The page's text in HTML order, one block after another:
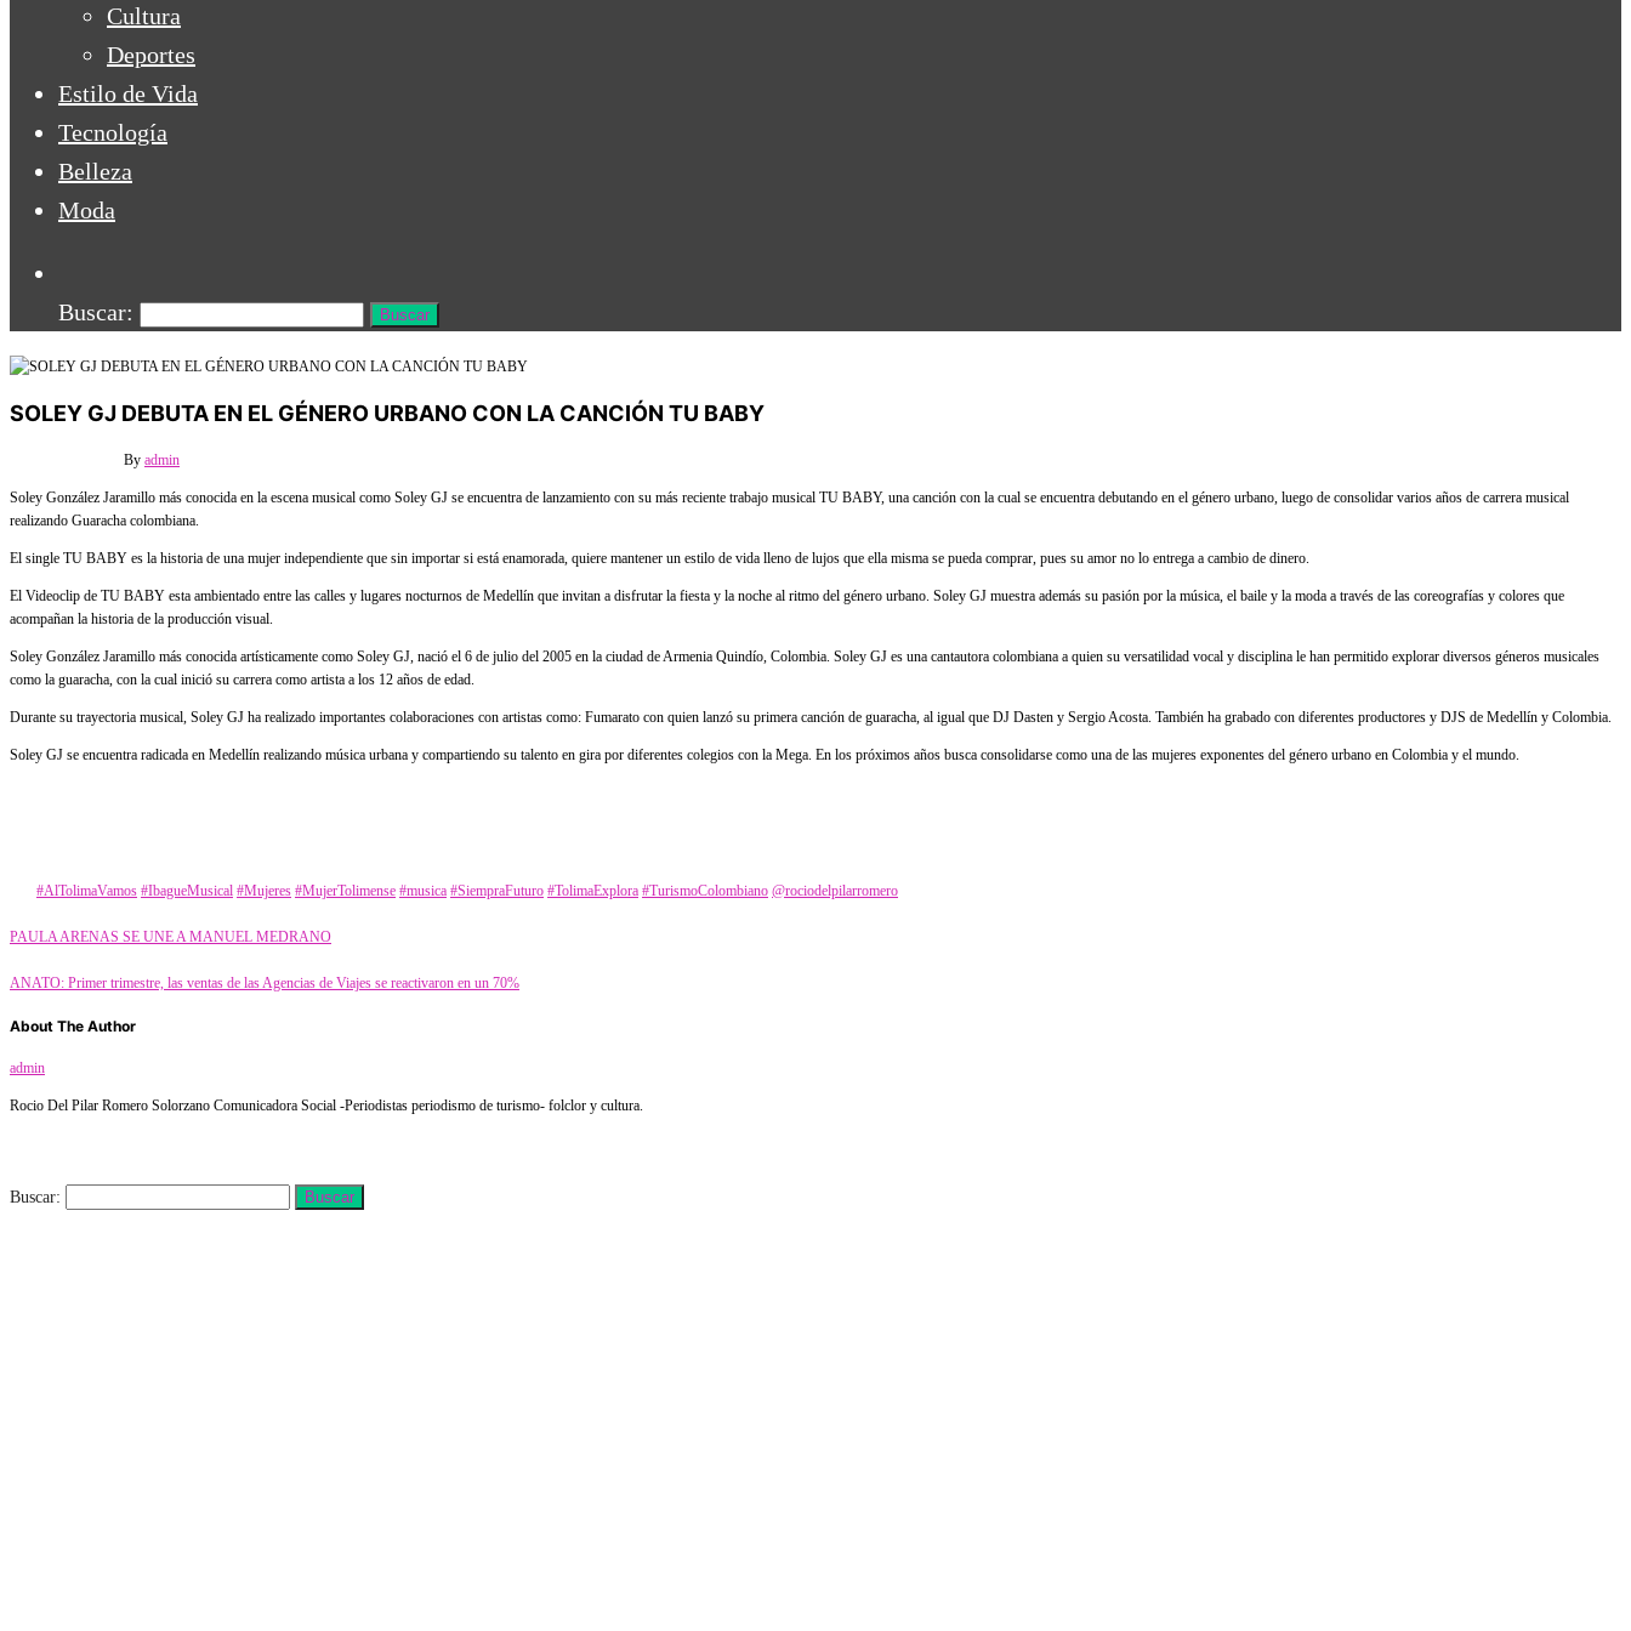
Cultura
Deportes
Estilo de Vida
Tecnología
Belleza
Moda
Buscar:
SOLEY GJ DEBUTA EN EL GÉNERO URBANO CON LA CANCIÓN TU BABY
By admin
Soley González Jaramillo más conocida en la escena musical como Soley GJ se encuentra de lanzamiento con su más reciente trabajo musical TU BABY, una canción con la cual se encuentra debutando en el género urbano, luego de consolidar varios años de carrera musical
realizando Guaracha colombiana.
El single TU BABY es la historia de una mujer independiente que sin importar si está enamorada, quiere mantener un estilo de vida lleno de lujos que ella misma se pueda comprar, pues su amor no lo entrega a cambio de dinero.
El Videoclip de TU BABY esta ambientado entre las calles y lugares nocturnos de Medellín que invitan a disfrutar la fiesta y la noche al ritmo del género urbano. Soley GJ muestra además su pasión por la música, el baile y la moda a través de las coreografías y colores que
acompañan la historia de la producción visual.
Soley González Jaramillo más conocida artísticamente como Soley GJ, nació el 6 de julio del 2005 en la ciudad de Armenia Quindío, Colombia. Soley GJ es una cantautora colombiana a quien su versatilidad vocal y disciplina le han permitido explorar diversos géneros musicales
como la guaracha, con la cual inició su carrera como artista a los 12 años de edad.
Durante su trayectoria musical, Soley GJ ha realizado importantes colaboraciones con artistas como: Fumarato con quien lanzó su primera canción de guaracha, al igual que DJ Dasten y Sergio Acosta. También ha grabado con diferentes productores y DJS de Medellín y Colombia.
Soley GJ se encuentra radicada en Medellín realizando música urbana y compartiendo su talento en gira por diferentes colegios con la Mega. En los próximos años busca consolidarse como una de las mujeres exponentes del género urbano en Colombia y el mundo.
#AlTolimaVamos #IbagueMusical #Mujeres #MujerTolimense #musica #SiempraFuturo #TolimaExplora #TurismoColombiano @rociodelpilarromero
PAULA ARENAS SE UNE A MANUEL MEDRANO
ANATO: Primer trimestre, las ventas de las Agencias de Viajes se reactivaron en un 70%
About The Author
admin
Rocio Del Pilar Romero Solorzano Comunicadora Social -Periodistas periodismo de turismo- folclor y cultura.
Buscar: